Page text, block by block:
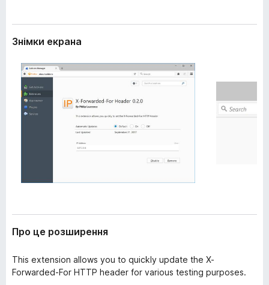
e
x
я
Знімки екрана
Про це розширення
This extension allows you to quickly update the X-
Forwarded-For HTTP header for various testing purposes.